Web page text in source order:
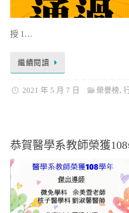
授 1…
繼續閱讀
2021 年 5 月 7 日 榮譽榜,
恭賀醫學系教師榮獲